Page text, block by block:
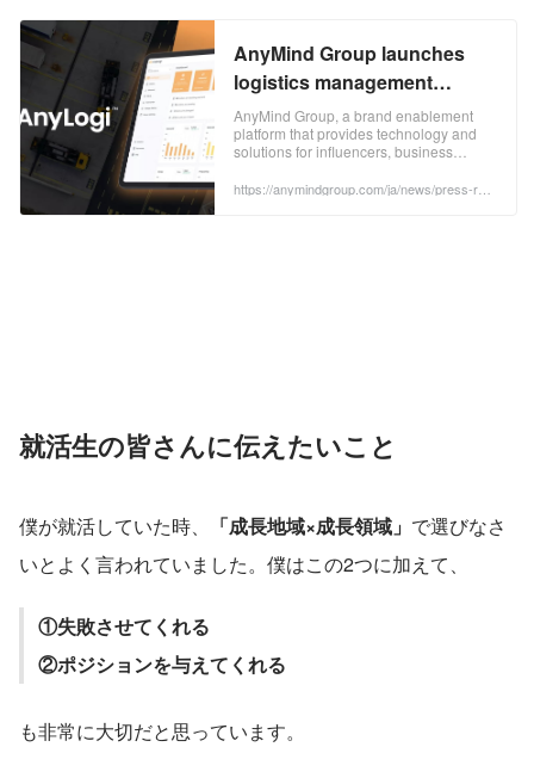
AnyMind Group launches
logistics management
platform, AnyLogi, to solve
logistics challenges in the
D2C and e-commerce
industry
AnyMind Group, a brand enablement
platform that provides technology and
solutions for influencers, business
today officially launched AnyLogi, a
https://anymindgroup.com/ja/news/press-rele
就活生の皆さんに伝えたいこと
僕が就活していた時、 「成長地域×成長領域」 で選びなさ
いとよく言われていました。僕はこの2つに加えて、
①失敗させてくれる
②ポジションを与えてくれる
も非常に大切だと思っています。